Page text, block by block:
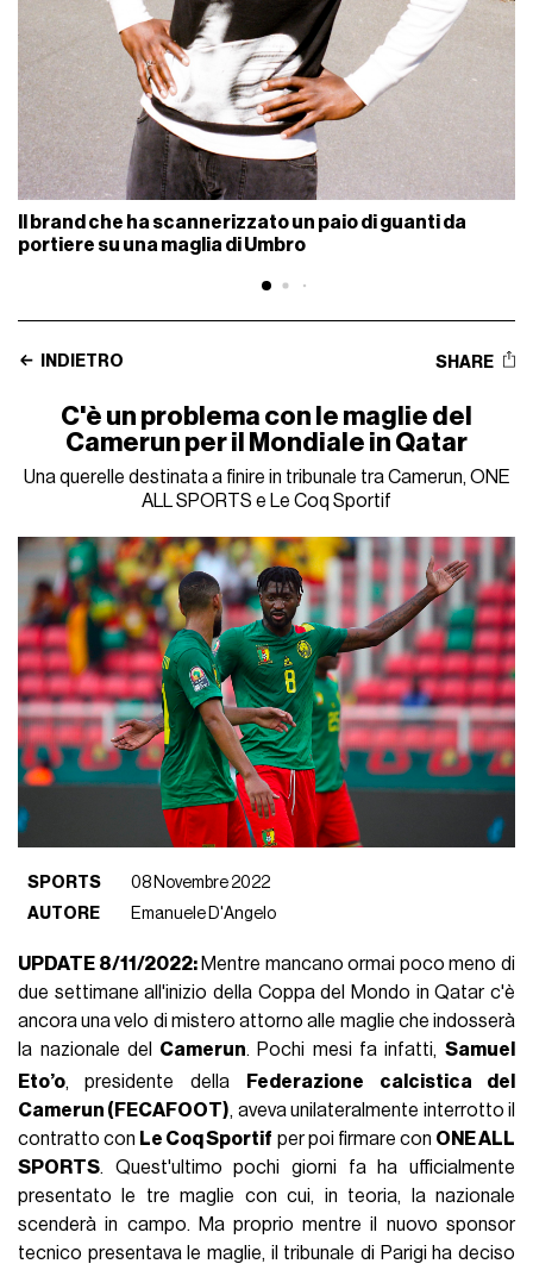
Il brand che ha scannerizzato un paio di guanti da
portiere su una maglia di Umbro
INDIETRO SHARE
C'è un problema con le maglie del
Camerun per il Mondiale in Qatar
Una querelle destinata a finire in tribunale tra Camerun, ONE
ALL SPORTS e Le Coq Sportif
SPORTS
08 Novembre 2022
AUTORE
Emanuele D'Angelo
UPDATE 8/11/2022:Mentre mancano ormai poco meno di
due settimane all'inizio della Coppa del Mondo in Qatar c'è
ancora una velo di mistero attorno alle maglie che indosserà
la nazionale del
Camerun. Pochi mesi fa infatti, Samuel
Eto’o, presidente della
Federazione calcistica del
Camerun (FECAFOOT), aveva unilateralmente interrotto il
contratto con Le Coq Sportif per poi firmare con ONE ALL
SPORTS. Quest'ultimo pochi giorni fa ha ufficialmente
presentato le tre maglie con cui, in teoria, la nazionale
scenderà in campo. Ma proprio mentre il nuovo sponsor
tecnico presentava le maglie, il tribunale di Parigi ha deciso